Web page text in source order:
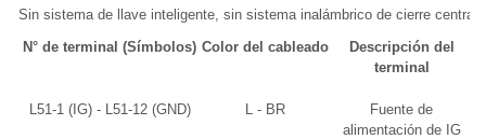
Sin sistema de llave inteligente, sin sistema inalámbrico de cierre
N° de terminal (Símbolos) Color del cableado
Descripción del
terminal
L51-1 (IG) - L51-12 (GND) L - BR
Fuente de
alimentación de IG